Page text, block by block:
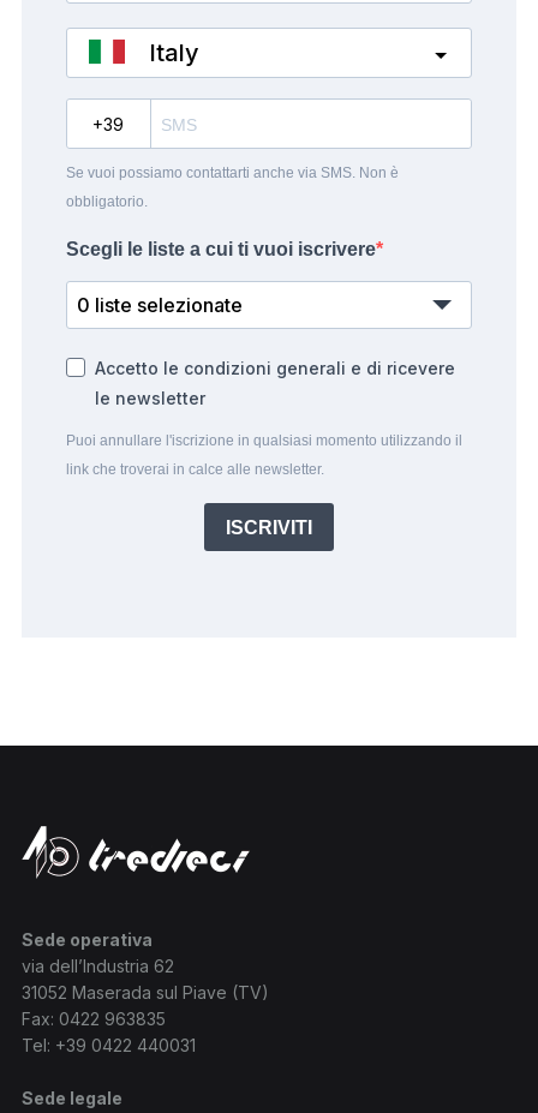
Italy
Se vuoi possiamo contattarti anche via SMS. Non è
obbligatorio.
Scegli le liste a cui ti vuoi iscrivere
0 liste selezionate
Accetto le condizioni generali e di ricevere
le newsletter
Puoi annullare l'iscrizione in qualsiasi momento utilizzando il
link che troverai in calce alle newsletter.
ISCRIVITI
Sede operativa
via dell’Industria 62
31052 Maserada sul Piave (TV)
Fax: 0422 963835
Tel: +39 0422 440031
Sede legale